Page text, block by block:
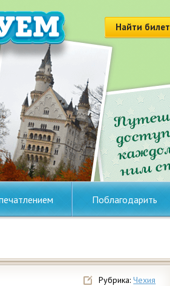
Найти билет
Поблагодарить
Рубрика:Чехия